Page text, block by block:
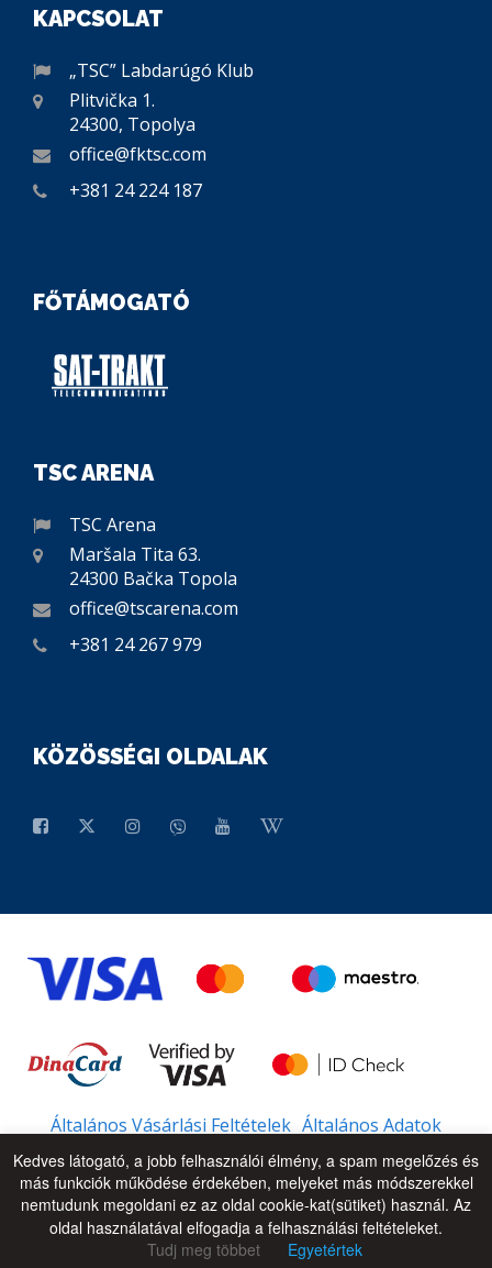
KAPCSOLAT
„TSC” Labdarúgó Klub
Plitvička 1.
24300, Topolya
office@fktsc.com
+381 24 224 187
FŐTÁMOGATÓ
TSC ARENA
TSC Arena
Maršala Tita 63.
24300 Bačka Topola
office@tscarena.com
+381 24 267 979
KÖZÖSSÉGI OLDALAK
Általános Vásárlási Feltételek Általános Adatok
© 2026 - All Rights Reserved UP
Kedves látogató, a jobb felhasználói élmény, a spam megelőzés és
más funkciók működése érdekében, melyeket más módszerekkel
nemtudunk megoldani ez az oldal cookie-kat(sütiket) használ. Az
oldal használatával elfogadja a felhasználási feltételeket.
Tudj meg többet
Egyetértek